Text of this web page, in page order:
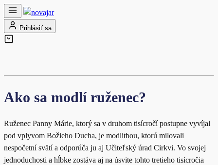
Prihlásiť sa
Ako sa modlí ruženec?
Ruženec Panny Márie, ktorý sa v druhom tisícročí postupne vyvíjal
pod vplyvom Božieho Ducha, je modlitbou, ktorú milovali
nespočetní svätí a odporúča ju aj Učiteľský úrad Cirkvi. Vo svojej
jednoduchosti a hĺbke zostáva aj na úsvite tohto tretieho tisícročia